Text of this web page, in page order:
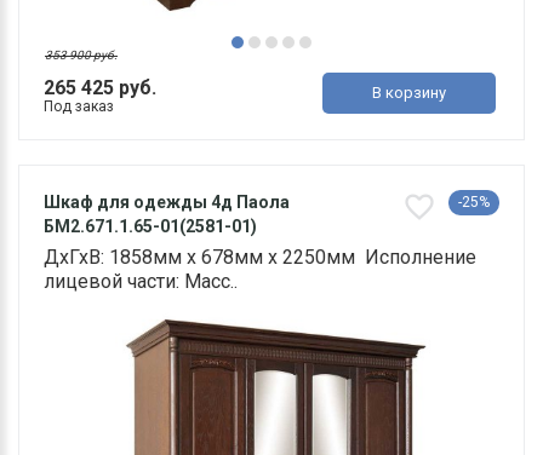
265 425 руб.
353 900 руб.
Под заказ
В корзину
Шкаф для одежды 4д Паола
БМ2.671.1.65-01(2581-01)
-25%
ДхГхВ: 1858мм х 678мм х 2250мм Исполнение
лицевой части: Масс..